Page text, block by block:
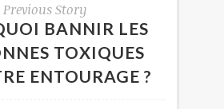
Previous Story
BANNIR LES
TOXIQUES
ENTOURAGE ?